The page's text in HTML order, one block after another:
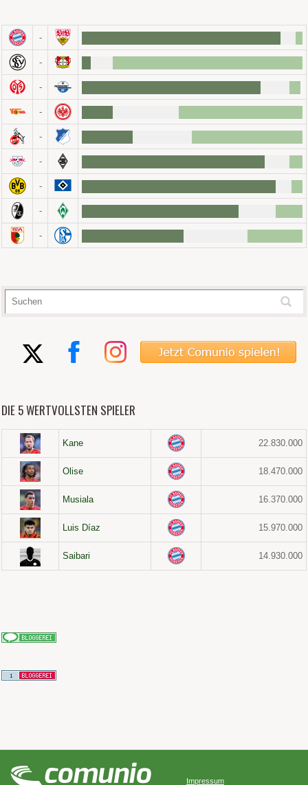
-
-
-
-
-
-
-
-
-
DIE 5 WERTVOLLSTEN SPIELER
Kane 22.830.000
Olise 18.470.000
Musiala 16.370.000
Luis Díaz 15.970.000
Saibari 14.930.000
Impressum